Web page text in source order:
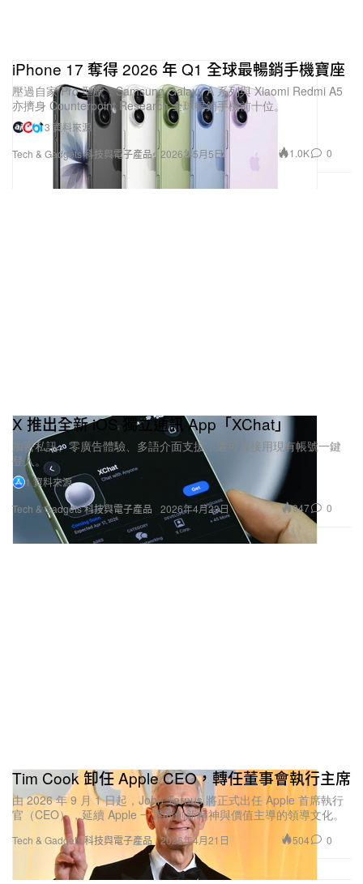
Tech & Gadgets 科技與電子產品
iPhone 17 奪得 2026 年 Q1 全球最暢銷手機寶座
壓過自家 Pro 型號，Samsung Galaxy A 系列與 Xiaomi Redmi A5
亦擠身 Counterpoint Research 全球暢銷手機前十位。
3 資料來源
2026年5月5日
1.0K 0
Tech & Gadgets 科技與電子產品
X 推出全新 iOS 獨立通訊 App「XChat」
加密私訊、零廣告體驗、多語介面支援，還可直接用現有帳號一鍵
登入。
1 資料來源
2026年4月23日
947 0
Tech & Gadgets 科技與電子產品
Tim Cook 卸任 Apple CEO，轉任董事會執行主席
由 2026 年 9 月 1 日起，John Ternus 將正式出任 Apple 首席執行
官（CEO），延續 Apple 一貫的創新精神與價值主導的領導文化。
2026年4月21日 504 0